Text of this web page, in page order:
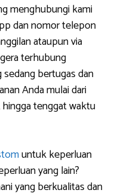
menghubungi kami
dan nomor telepon
ataupun via
terhubung
bertugas dan
Anda mulai dari
tenggat waktu
untuk keperluan
yang lain?
yang berkualitas dan